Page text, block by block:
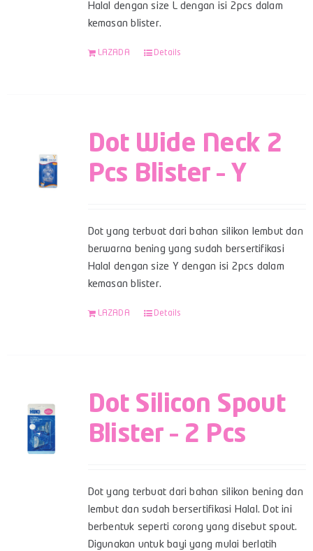
Halal dengan size L dengan isi 2pcs dalam
kemasan blister.
LAZADA Details
Dot Wide Neck 2
Pcs Blister – Y
Dot yang terbuat dari bahan silikon lembut dan
berwarna bening yang sudah bersertifikasi
Halal dengan size Y dengan isi 2pcs dalam
kemasan blister.
LAZADA Details
Dot Silicon Spout
Blister – 2 Pcs
Dot yang terbuat dari bahan silikon bening dan
lembut dan sudah bersertifikasi Halal. Dot ini
berbentuk seperti corong yang disebut spout.
Digunakan untuk bayi yang mulai berlatih